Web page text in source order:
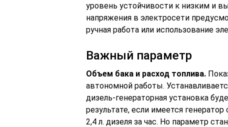
уровень устойчивости к низким и
напряжения в электросети
ручная работа или использование
Важный параметр
Объем бака и расход топлива.
автономной работы.
дизель-генераторная установка
результате, если имеется
2,4 л. дизеля за час. Но параметр